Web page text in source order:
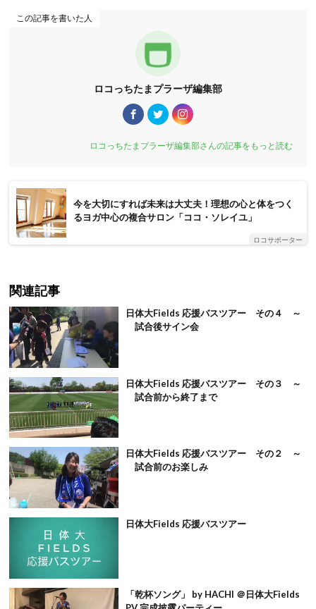
この記事を書いた人
ロコっちたまプラーザ編集部
ロコっちたまプラーザ編集部さんの記事をもっと読む
今を大切にすれば未来は大丈夫！理想の心と体をつく
るヨガ中心の複合サロン「ココ・ソレイユ」
ロコサポーター
関連記事
日体大Fields 応援バスツアー その４ ～
試合後サイン会
日体大Fields 応援バスツアー その３ ～
試合前から終了まで
日体大Fields 応援バスツアー その２ ～
試合前のお楽しみ
日体大Fields 応援バスツアー
「乾杯ソング」 by HACHI ＠日体大Fields